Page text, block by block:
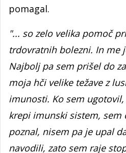
pomagal.
"... so zelo velika pomoč
trdovratnih bolezni. In me
Najbolj pa sem prišel do
moja hči velike težave z
imunosti. Ko sem
krepi imunski sistem, sem
poznal, nisem pa je upal
navodili, zato sem raje